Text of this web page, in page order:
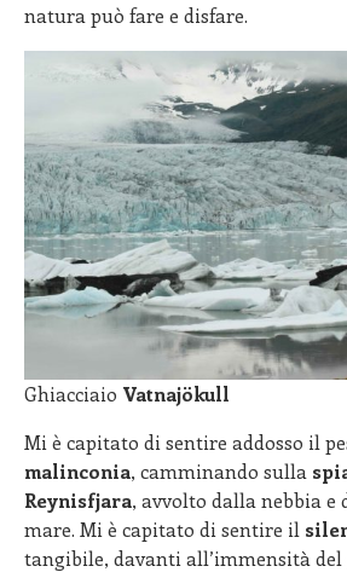
natura può fare e disfare.
Ghiacciaio Vatnajökull
Mi è capitato di sentire addosso il
malinconia, camminando sulla
Reynisfjara, avvolto dalla nebbia e
mare. Mi è capitato di sentire il
tangibile, davanti all’immensità del